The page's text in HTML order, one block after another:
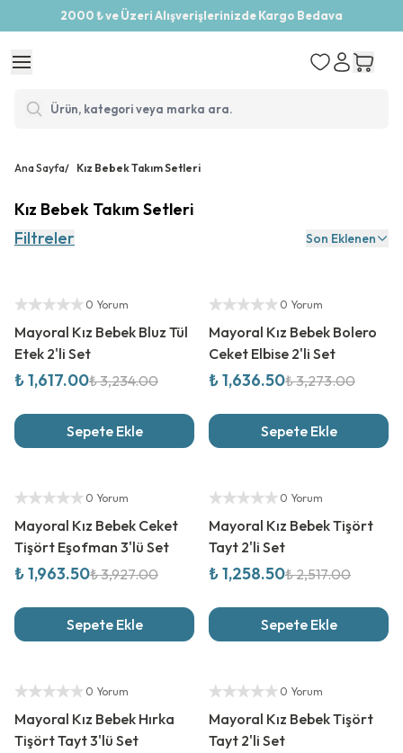
2000 ₺ ve Üzeri Alışverişlerinizde Kargo Bedava
Ana Sayfa/ Kız Bebek Takım Setleri
Kız Bebek Takım Setleri
Filtreler
Son Eklenen
Yetkili Satıcı
0 Yorum
Mayoral Kız Bebek Bluz Tül
Etek 2'li Set
₺ 1,617.00₺ 3,234.00
Sepete Ekle
Yetkili Satıcı
0 Yorum
Mayoral Kız Bebek Bolero
Ceket Elbise 2'li Set
₺ 1,636.50₺ 3,273.00
Sepete Ekle
Yetkili Satıcı
0 Yorum
Mayoral Kız Bebek Ceket
Tişört Eşofman 3'lü Set
₺ 1,963.50₺ 3,927.00
Sepete Ekle
Yetkili Satıcı
0 Yorum
Mayoral Kız Bebek Tişört
Tayt 2'li Set
₺ 1,258.50₺ 2,517.00
Sepete Ekle
Yetkili Satıcı
0 Yorum
Mayoral Kız Bebek Hırka
Tişört Tayt 3'lü Set
Yetkili Satıcı
0 Yorum
Mayoral Kız Bebek Tişört
Tayt 2'li Set